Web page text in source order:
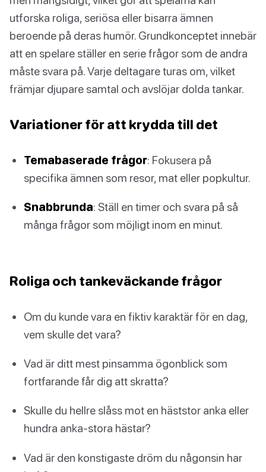
utforska roliga, seriösa eller bisarra ämnen
beroende på deras humör. Grundkonceptet innebär
att en spelare ställer en serie frågor som de andra
måste svara på. Varje deltagare turas om, vilket
främjar djupare samtal och avslöjar dolda tankar.
Variationer för att krydda till det
Temabaserade frågor: Fokusera på
specifika ämnen som resor, mat eller popkultur.
Snabbrunda: Ställ en timer och svara på så
många frågor som möjligt inom en minut.
Roliga och tankeväckande frågor
Om du kunde vara en fiktiv karaktär för en dag,
vem skulle det vara?
Vad är ditt mest pinsamma ögonblick som
fortfarande får dig att skratta?
Skulle du hellre slåss mot en häststor anka eller
hundra anka-stora hästar?
Vad är den konstigaste dröm du någonsin har